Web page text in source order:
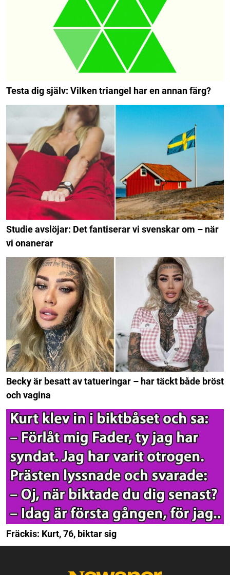
Testa dig själv: Vilken triangel har en annan färg?
Studie avslöjar: Det fantiserar vi svenskar om – när
vi onanerar
Becky är besatt av tatueringar – har täckt både bröst
och vagina
Fräckis: Kurt, 76, biktar sig